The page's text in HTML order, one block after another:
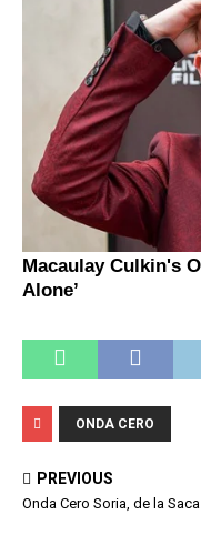
ONDA CERO
PREVIOUS
Onda Cero Soria, de la